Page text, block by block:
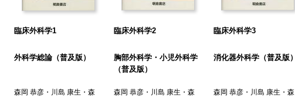
急性循環不全(低心拍出量症候群)
糖尿病と外科
臨床外科学1
外科学総論（普及版）
森岡 恭彦 ・ 川島 康生 ・ 森
臨床外科学2
胸部外科学・小児外科学
（普及版）
森岡 恭彦 ・ 川島 康生 ・ 森
臨床外科学3
消化器外科学（普及版）
森岡 恭彦 ・ 川島 康生 ・ 森